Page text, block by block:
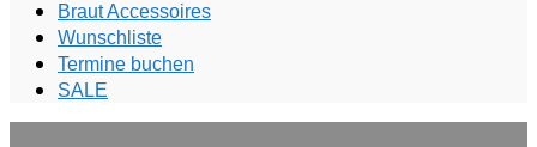
Braut Accessoires
Wunschliste
Termine buchen
SALE